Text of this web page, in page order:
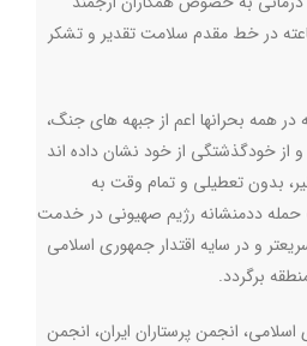
به واسطه حضور 24 ساعته در خط مقدم سلامت تقدیر و تشکر
همه بحرانها اعم از جبهه های جنگ،
و از خودگذشتگی از خود نشان داده اند
بدون تعطیلی و تمام وقت به
ددمنشانه رژیم صهیونی در خدمت
و در سایه اقتدار جمهوری اسلامی
برگردد.
انجمن پرستاران ایران، انجمن